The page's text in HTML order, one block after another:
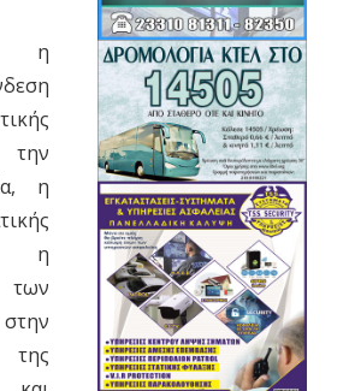
η
την
η
η